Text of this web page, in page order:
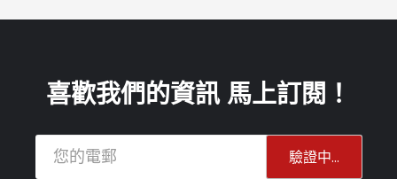
喜歡我們的資訊 馬上訂閱！